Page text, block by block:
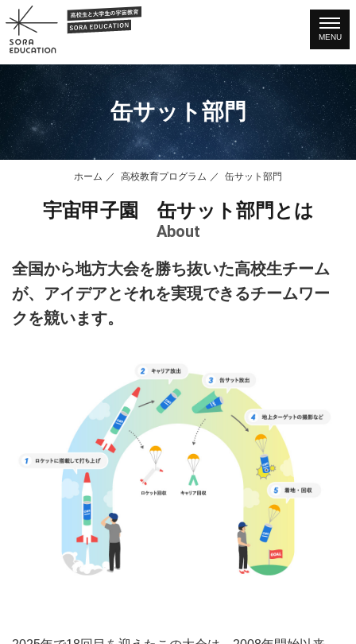
MENU
缶サット部門
ホーム 高校教育プログラム 缶サット部門
宇宙甲子園 缶サット部門とは
About
全国から地方大会を勝ち抜いた高校生チーム
が、アイデアとそれを実現できるチームワー
クを競います。